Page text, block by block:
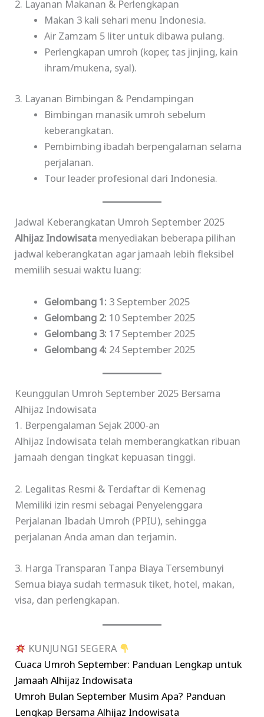
2. Layanan Makanan & Perlengkapan
Makan 3 kali sehari menu Indonesia.
Air Zamzam 5 liter untuk dibawa pulang.
Perlengkapan umroh (koper, tas jinjing, kain
ihram/mukena, syal).
3. Layanan Bimbingan & Pendampingan
Bimbingan manasik umroh sebelum
keberangkatan.
Pembimbing ibadah berpengalaman selama
perjalanan.
Tour leader profesional dari Indonesia.
Jadwal Keberangkatan Umroh September 2025
Alhijaz Indowisata menyediakan beberapa pilihan
jadwal keberangkatan agar jamaah lebih fleksibel
memilih sesuai waktu luang:
Gelombang 1: 3 September 2025
Gelombang 2: 10 September 2025
Gelombang 3: 17 September 2025
Gelombang 4: 24 September 2025
Keunggulan Umroh September 2025 Bersama
Alhijaz Indowisata
1. Berpengalaman Sejak 2000-an
Alhijaz Indowisata telah memberangkatkan ribuan
jamaah dengan tingkat kepuasan tinggi.
2. Legalitas Resmi & Terdaftar di Kemenag
Memiliki izin resmi sebagai Penyelenggara
Perjalanan Ibadah Umroh (PPIU), sehingga
perjalanan Anda aman dan terjamin.
3. Harga Transparan Tanpa Biaya Tersembunyi
Semua biaya sudah termasuk tiket, hotel, makan,
visa, dan perlengkapan.
KUNJUNGI SEGERA
Cuaca Umroh September: Panduan Lengkap untuk
Jamaah Alhijaz Indowisata
Umroh Bulan September Musim Apa? Panduan
Lengkap Bersama Alhijaz Indowisata